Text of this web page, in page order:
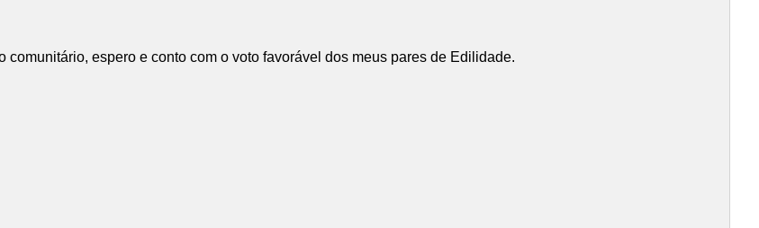
espero e conto com o voto favorável dos meus pares de Edilidade.